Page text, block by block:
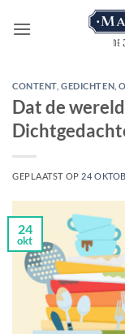
naar
CONTENT,GEDICHTEN ,
Dat de
GEPLAATST OP 24
24
okt